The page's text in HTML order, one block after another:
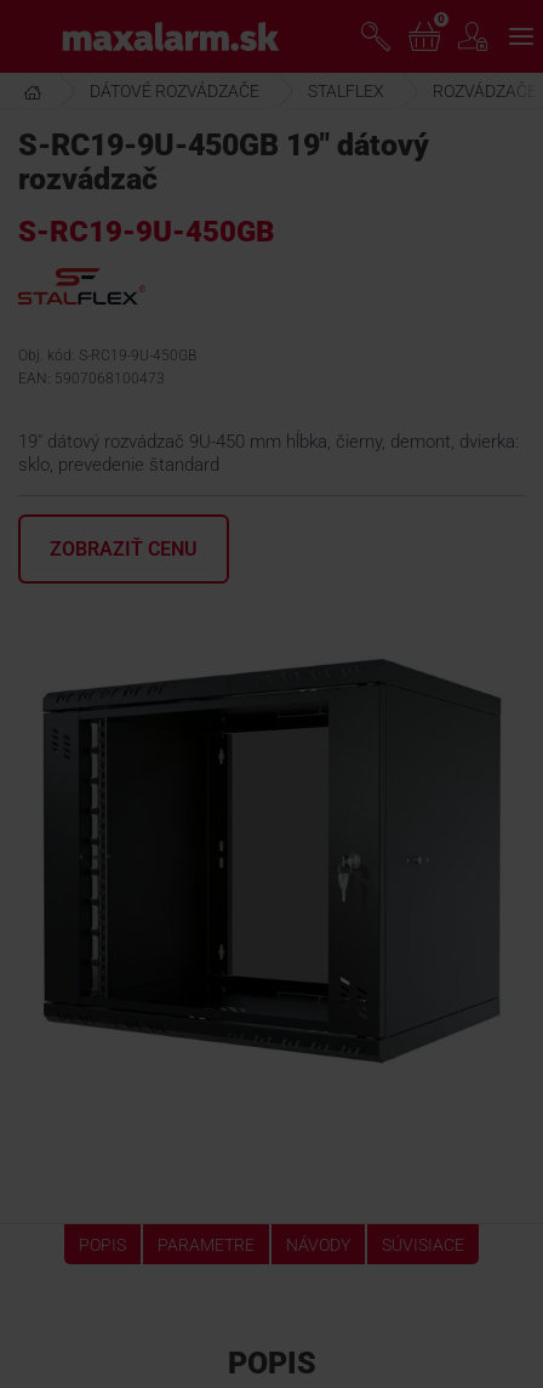
hlavnému
obsahu
www.maxalarm.sk
AKCIA MESIACA
PRODUKTY
SPOLOČNOSŤ
ŠKOLENIE
PODPORA
0
DÁTOVÉ ROZVÁDZAČE STALFLEX ROZVÁDZAČE
S-RC19-9U-450GB 19" dátový
rozvádzač
S-RC19-9U-450GB
Obj. kód: S-RC19-9U-450GB
EAN: 5907068100473
19" dátový rozvádzač 9U-450 mm hĺbka, čierny, demont, dvierka:
sklo, prevedenie štandard
ZOBRAZIŤ CENU
POPIS PARAMETRE NÁVODY SÚVISIACE
POPIS